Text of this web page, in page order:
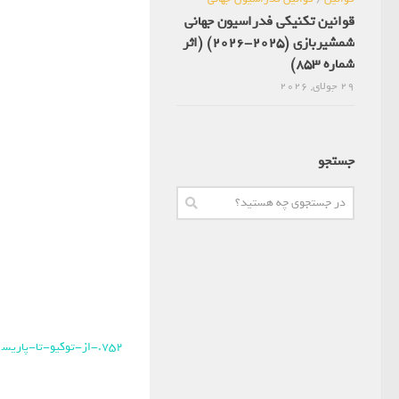
752.-از-توکیو-تا-پاریس
قوانین تکنیکی فدراسیون جهانی
شمشیربازی (2025-2026) (اثر
شماره 853)
29 جولای, 2026
جستجو